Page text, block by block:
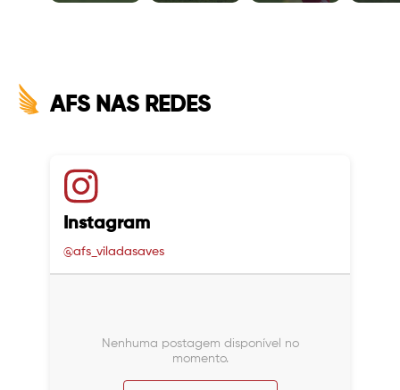
AFS NAS REDES
Instagram
@afs_viladasaves
Nenhuma postagem disponível no
momento.